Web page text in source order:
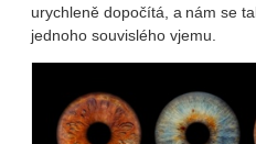
urychleně dopočítá, a nám se
jednoho souvislého vjemu.